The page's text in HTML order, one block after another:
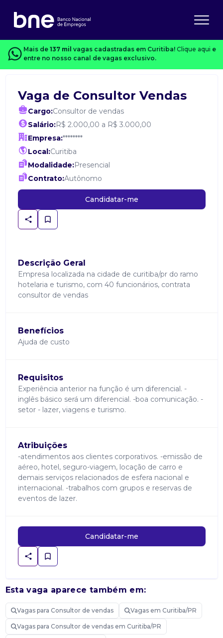
Mais de 137 mil vagas cadastradas em Curitiba! Clique aqui e
entre no nosso canal de vagas exclusivo.
Vaga de Consultor Vendas
Cargo:Consultor de vendas
Salário:R$ 2.000,00 a R$ 3.000,00
Empresa:********
Local:Curitiba
Modalidade:Presencial
Contrato:Autônomo
Candidatar-me
Descrição Geral
Empresa localizada na cidade de curitiba/pr do ramo
hotelaria e turismo, com 40 funcionários, contrata
consultor de vendas
Benefícios
Ajuda de custo
Requisitos
Experiência anterior na função é um diferencial. -
inglês básico será um diferencial. -boa comunicação. -
setor - lazer, viagens e turismo.
Atribuições
-atendimentos aos clientes corporativos. -emissão de
aéreo, hotel, seguro-viagem, locação de carro e
demais serviços relacionados de esfera nacional e
internacional. -trabalhos com grupos e reservas de
eventos de lazer.
Candidatar-me
Esta vaga aparece também em:
Vagas para Consultor de vendas Vagas em Curitiba/PR
Vagas para Consultor de vendas em Curitiba/PR